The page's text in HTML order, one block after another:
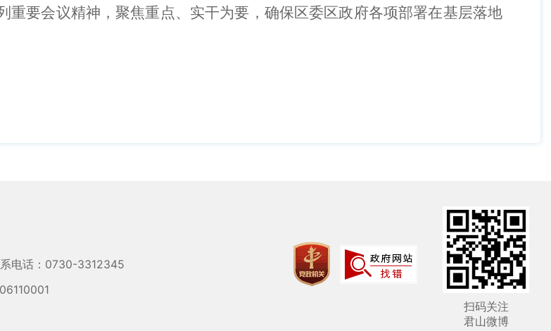
重要会议精神，聚焦重点、实干为要，确保区委区政府各项部署在基层落地
电话：0730-3312345
扫码关注
君山微博